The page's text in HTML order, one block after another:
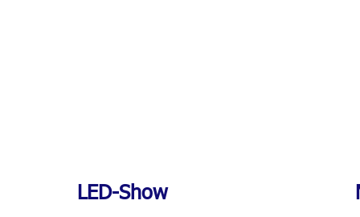
LED-Show